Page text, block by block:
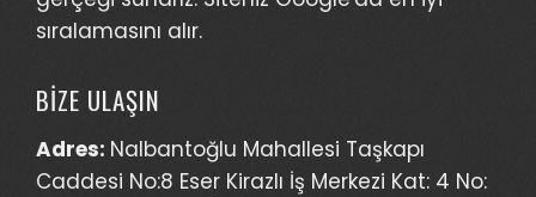
sıralamasını alır.
BİZE ULAŞIN
Adres: Nalbantoğlu Mahallesi Taşkapı
Caddesi No:8 Eser Kirazlı İş Merkezi Kat: 4 No: